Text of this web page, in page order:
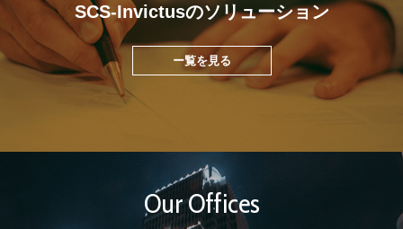
SCS-Invictusのソリューション
ー覧を見る
Our Offices